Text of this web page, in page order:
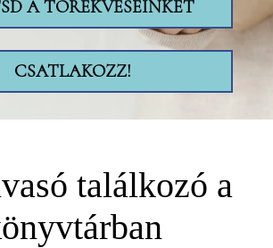
A TÖREKVÉSEINKET
CSATLAKOZZ!
találkozó a